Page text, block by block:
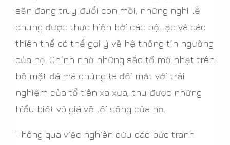
săn đang truy đuổi con mồi, những nghi lễ
chung được thực hiện bởi các bộ lạc và các
thiên thể có thể gợi ý về hệ thống tín ngưỡng
của họ. Chính nhờ những sắc tố mờ nhạt trên
bề mặt đá mà chúng ta đối mặt với trải
nghiệm của tổ tiên xa xưa, thu được những
hiểu biết vô giá về lối sống của họ.
Thông qua việc nghiên cứu các bức tranh